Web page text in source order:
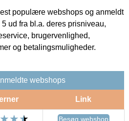
populære webshops og anmeldt
ud fra bl.a. deres prisniveau,
brugervenlighed,
og betalingsmuligheder.
webshops
Link
Besøg webshop